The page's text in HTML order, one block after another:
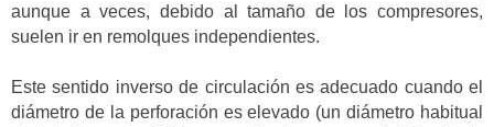
aunque a veces, debido al tamaño de los compresores,
suelen ir en remolques independientes.
Este sentido inverso de circulación es adecuado cuando el
diámetro de la perforación es elevado (un diámetro habitual